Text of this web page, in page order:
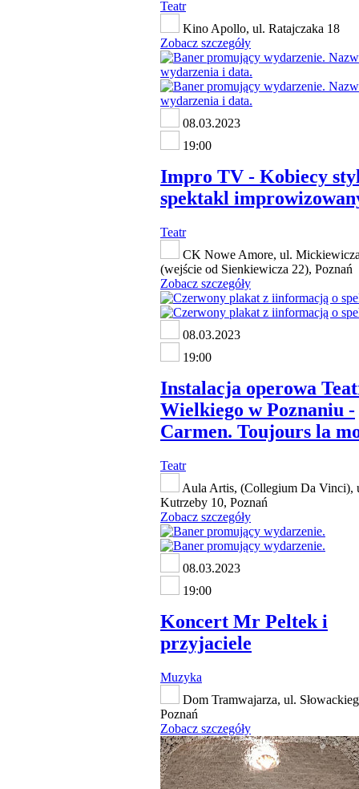
Teatr
Kino Apollo, ul. Ratajczaka 18
Zobacz szczegóły
08.03.2023
19:00
Impro TV - Kobiecy
spektakl
Teatr
CK Nowe Amore, ul.
(wejście od Sienkiewicza 22), Poznań
Zobacz szczegóły
08.03.2023
19:00
Instalacja operowa
Wielkiego w Poznaniu -
Carmen. Toujours la
Teatr
Aula Artis, (Collegium Da Vinci),
Kutrzeby 10, Poznań
Zobacz szczegóły
08.03.2023
19:00
Koncert Mr Peltek i
przyjaciele
Muzyka
Dom Tramwajarza, ul.
Poznań
Zobacz szczegóły